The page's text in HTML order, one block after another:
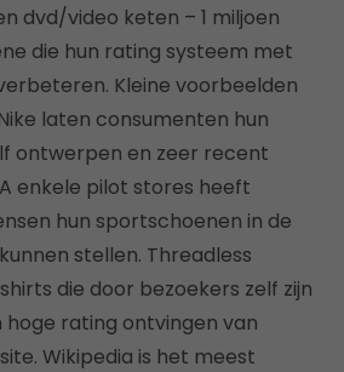
dvd/video keten – 1 miljoen
die hun rating systeem met
Kleine voorbeelden
laten consumenten hun
ontwerpen en zeer recent
enkele pilot stores heeft
hun sportschoenen in de
stellen. Threadless
die door bezoekers zelf zijn
rating ontvingen van
Wikipedia is het meest